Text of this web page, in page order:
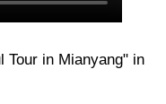
Tour in Mianyang" in